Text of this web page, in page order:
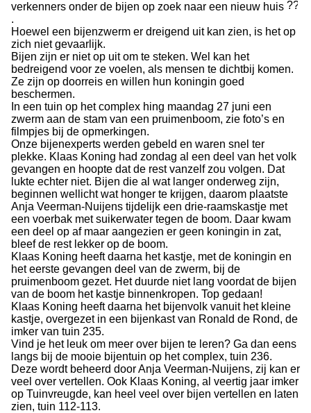
verkenners onder de bijen op zoek naar een nieuw huis
.
Hoewel een bijenzwerm er dreigend uit kan zien, is het op
zich niet gevaarlijk.
Bijen zijn er niet op uit om te steken. Wel kan het
bedreigend voor ze voelen, als mensen te dichtbij komen.
Ze zijn op doorreis en willen hun koningin goed
beschermen.
In een tuin op het complex hing maandag 27 juni een
zwerm aan de stam van een pruimenboom, zie foto’s en
filmpjes bij de opmerkingen.
Onze bijenexperts werden gebeld en waren snel ter
plekke. Klaas Koning had zondag al een deel van het volk
gevangen en hoopte dat de rest vanzelf zou volgen. Dat
lukte echter niet. Bijen die al wat langer onderweg zijn,
beginnen wellicht wat honger te krijgen, daarom plaatste
Anja Veerman-Nuijens tijdelijk een drie-raamskastje met
een voerbak met suikerwater tegen de boom. Daar kwam
een deel op af maar aangezien er geen koningin in zat,
bleef de rest lekker op de boom.
Klaas Koning heeft daarna het kastje, met de koningin en
het eerste gevangen deel van de zwerm, bij de
pruimenboom gezet. Het duurde niet lang voordat de bijen
van de boom het kastje binnenkropen. Top gedaan!
Klaas Koning heeft daarna het bijenvolk vanuit het kleine
kastje, overgezet in een bijenkast van Ronald de Rond, de
imker van tuin 235.
Vind je het leuk om meer over bijen te leren? Ga dan eens
langs bij de mooie bijentuin op het complex, tuin 236.
Deze wordt beheerd door Anja Veerman-Nuijens, zij kan er
veel over vertellen. Ook Klaas Koning, al veertig jaar imker
op Tuinvreugde, kan heel veel over bijen vertellen en laten
zien, tuin 112-113.